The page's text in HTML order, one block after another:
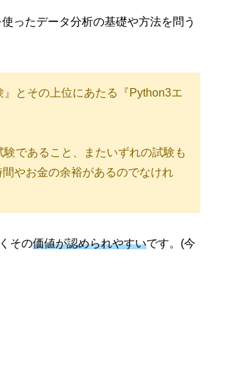
ったデータ分析の基礎や方法を問う
とその上位にあたる『Python3エ
であること、またいずれの試験も
やお金の余裕があるのでなけれ
その価値が認められやすいです。(今